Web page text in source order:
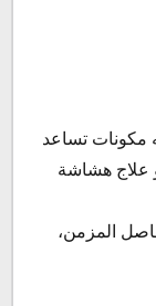
مكونات تساعد
علاج هشاشة
المزمن،